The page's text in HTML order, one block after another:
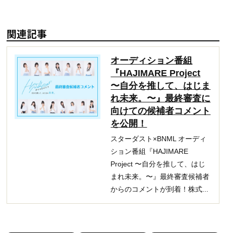
関連記事
オーディション番組
『HAJIMARE Project
〜自分を推して、はじま
れ未来。〜』最終審査に
向けての候補者コメント
を公開！
スターダスト×BNML オーディ
ション番組『HAJIMARE
Project 〜自分を推して、はじ
まれ未来。〜』最終審査候補者
からのコメントが到着！株式...